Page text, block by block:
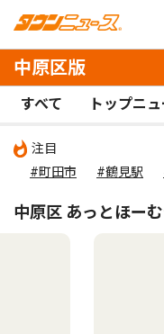
中原区版
すべて トップニ
注目
#町田市
#鶴見駅
中原区 あっとほー